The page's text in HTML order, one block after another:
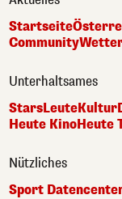
Startseite
Community
Unterhaltsames
StarsLeuteKultur
Heute KinoHeute
Nützliches
Sport